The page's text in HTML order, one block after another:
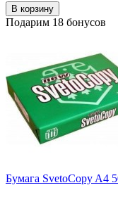
В корзину
Подарим 18 бонусов
Бумага SvetoCopy A4